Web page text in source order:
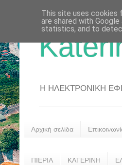
Η ΗΛΕΚΤΡΟΝΙΚΗ
Αρχική σελίδα
ΠΙΕΡΙΑ ΚΑΤΕΡΙΝΗ
This site uses cookies
are shared with
statistics, and to